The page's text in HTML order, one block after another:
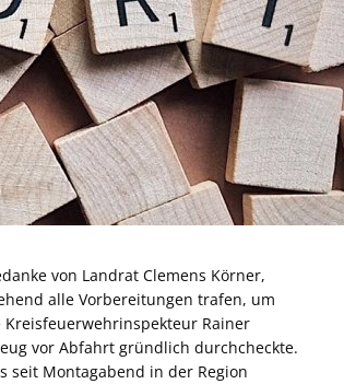
von Landrat Clemens Körner,
alle Vorbereitungen trafen, um
Rainer
vor Abfahrt gründlich durchcheckte.
seit Montagabend in der Region